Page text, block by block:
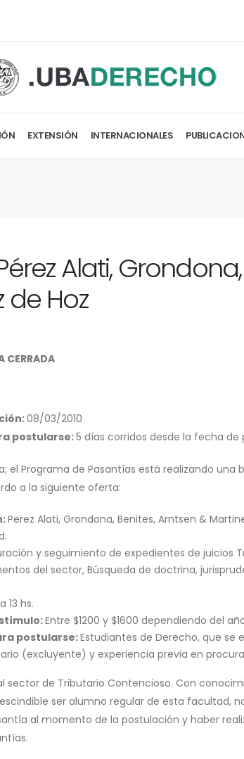
EXTENSIÓN INTERNACIONALES
Alati,
de Hoz
CERRADA
08/03/2010
postularse:5 días corridos desde la fecha de
el Programa de Pasantías está realizando
a la siguiente oferta:
Perez Alati, Grondona, Benites, Arntsen &
y seguimiento de expedientes de juicios
del sector, Búsqueda de doctrina,
13 hs.
Entre $1200 y $1600 dependiendo del
postularse:Estudiantes de Derecho, que se
(excluyente) y experiencia previa en
sector de Tributario Contencioso. Con
ser alumno regular de esta facultad,
al momento de la postulación y haber